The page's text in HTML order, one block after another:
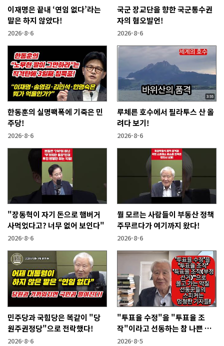
이재명은 끝내 ‘연임 없다’라는
말은 하지 않았다!
2026-8-6
국군 장교단을 향한 국군통수권
자의 혐오발언!
2026-8-6
한동훈의 실명팩폭에 기죽은 민
주당!
2026-8-6
루체른 호수에서 필라투스 산 올
려다 보기!
2026-8-6
"장동혁이 자기 돈으로 햄버거
사먹었다고? 너무 없어 보인다"
2026-8-6
뭘 모르는 사람들이 부동산 정책
주무르다가 여기까지 왔다!
2026-8-6
민주당과 국힘당은 똑같이 "당
원주권정당"으로 전락했다!
2026-8-6
"투표율 수정"을 "투표율 조
작"이라고 선동하는 참 나쁜 사
람들!
2026-8-5